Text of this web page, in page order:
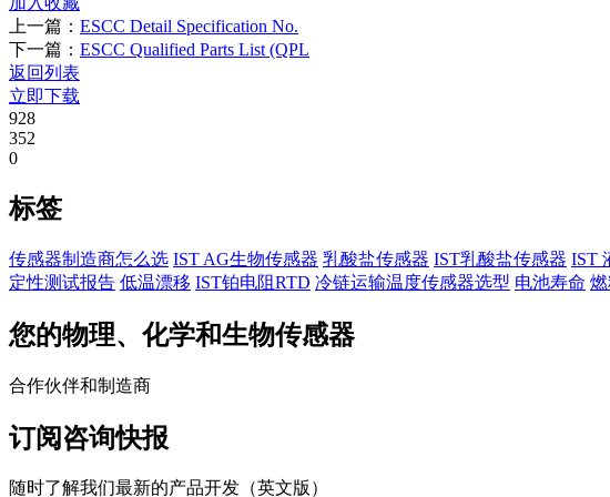
上一篇： ESCC Detail Specification No.
下一篇： ESCC Qualified Parts List (QPL
返回列表
立即下载
928
352
0
标签
传感器制造商怎么选 IST AG生物传感器 乳酸盐传感器 IST乳酸盐传感器 IST
定性测试报告 低温漂移 IST铂电阻RTD 冷链运输温度传感器选型 电池寿命
您的物理、化学和生物传感器
合作伙伴和制造商
订阅咨询快报
随时了解我们最新的产品开发（英文版）